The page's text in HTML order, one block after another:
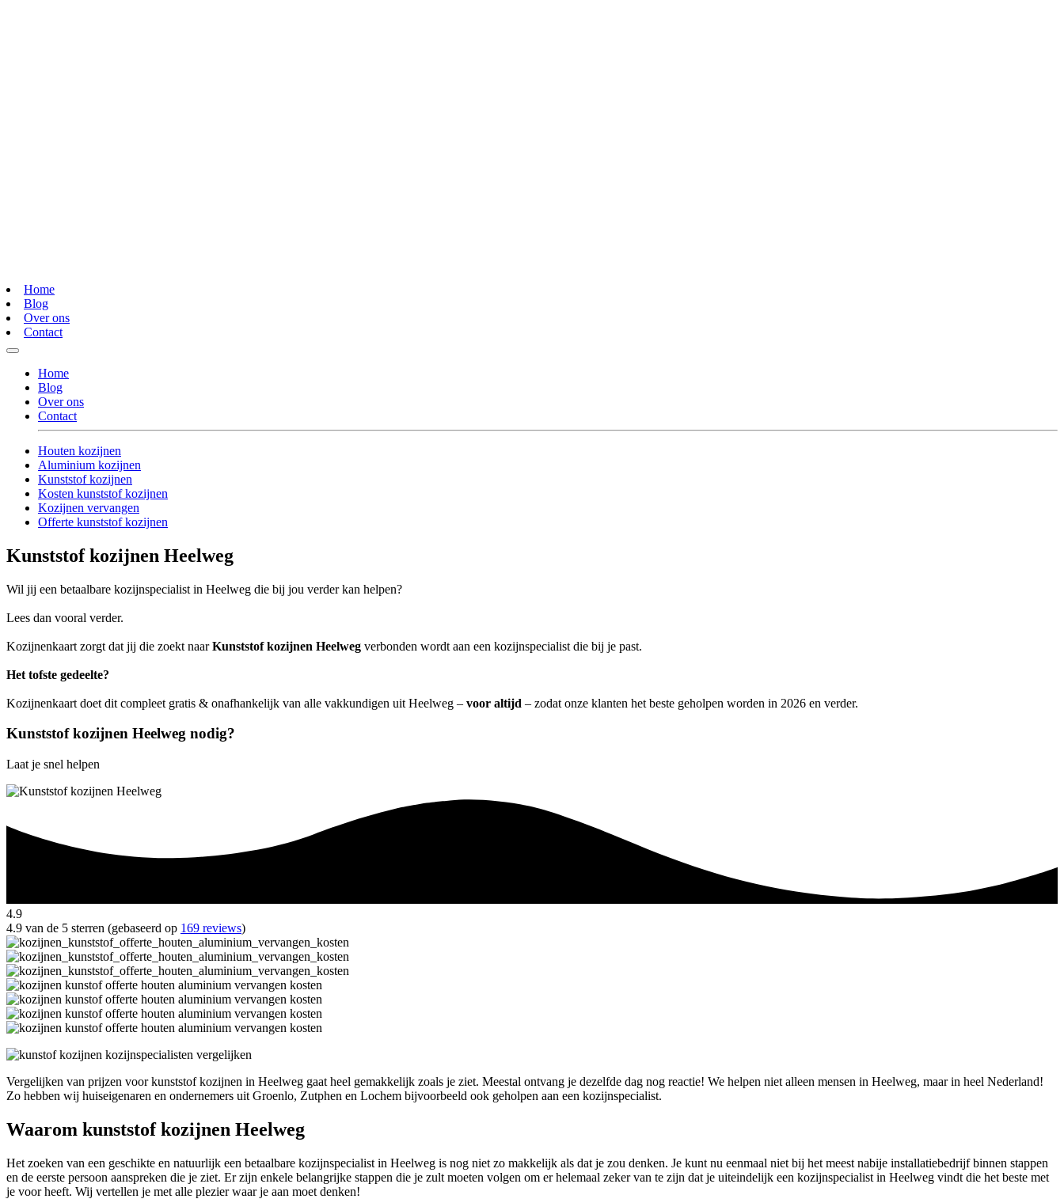
Home
Blog
Over ons
Contact
Home
Blog
Over ons
Contact
Houten kozijnen
Aluminium kozijnen
Kunststof kozijnen
Kosten kunststof kozijnen
Kozijnen vervangen
Offerte kunststof kozijnen
Kunststof kozijnen Heelweg
Wil jij een betaalbare kozijnspecialist in Heelweg die bij jou verder kan helpen?
Lees dan vooral verder.
Kozijnenkaart zorgt dat jij die zoekt naarKunststof kozijnen Heelweg verbonden wordt aan een kozijnspecialist die bij je past.
Het tofste gedeelte?
Kozijnenkaart doet dit compleet gratis & onafhankelijk van alle vakkundigen uit Heelweg – voor altijd – zodat onze klanten het beste geholpen worden in 2026 en verder.
Kunststof kozijnen Heelweg nodig?
Laat je snel helpen
4.9
4.9 van de 5 sterren (gebaseerd op 169 reviews)
Vergelijken van prijzen voor kunststof kozijnen in Heelweg gaat heel gemakkelijk zoals je ziet. Meestal ontvang je dezelfde dag nog reactie! We helpen niet alleen mensen in Heelweg, maar in heel Nederland!
Zo hebben wij huiseigenaren en ondernemers uit Groenlo, Zutphen en Lochem bijvoorbeeld ook geholpen aan een kozijnspecialist.
Waarom kunststof kozijnen Heelweg
Het zoeken van een geschikte en natuurlijk een betaalbare kozijnspecialist in Heelweg is nog niet zo makkelijk als dat je zou denken. Je kunt nu eenmaal niet bij het meest nabije installatiebedrijf binnen stappen
en de eerste persoon aanspreken die je ziet. Er zijn enkele belangrijke stappen die je zult moeten volgen om er helemaal zeker van te zijn dat je uiteindelijk een kozijnspecialist in Heelweg vindt die het beste met
je voor heeft. Wij vertellen je met alle plezier waar je aan moet denken!